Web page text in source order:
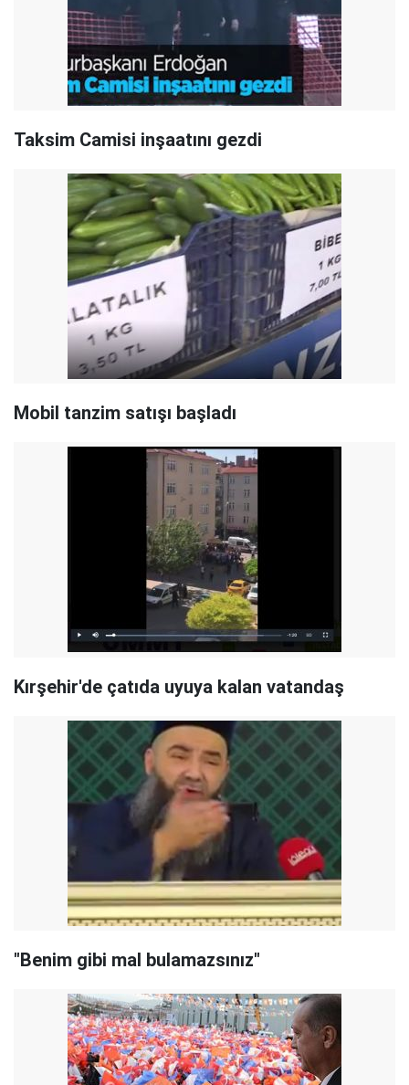
Taksim Camisi inşaatını gezdi
Mobil tanzim satışı başladı
Kırşehir'de çatıda uyuya kalan vatandaş
"Benim gibi mal bulamazsınız"